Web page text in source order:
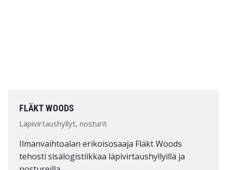
FLÄKT WOODS
Läpivirtaushyllyt, nosturit
Ilmanvaihtoalan erikoisosaaja Fläkt Woods
tehosti sisälogistiikkaa läpivirtaushyllyillä ja